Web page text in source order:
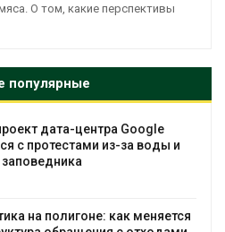
О том, какие перспективы
популярные
дата-центра Google
с протестами из-за воды и
на полигоне: как меняется